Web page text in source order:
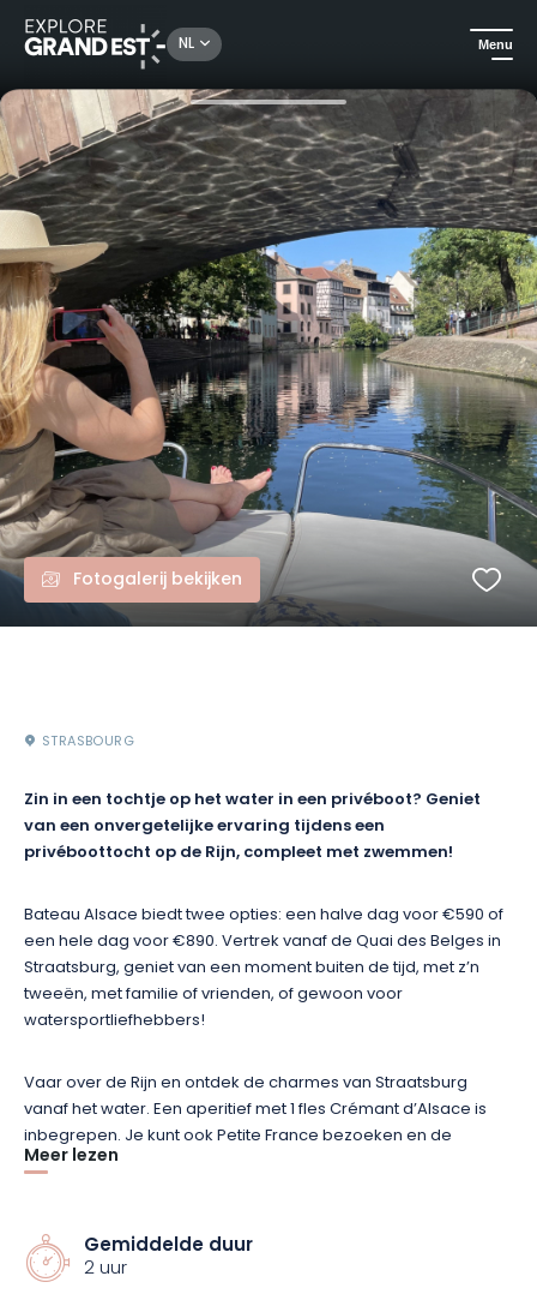
NL Menu
Kijk je ogen uit in de Grand Est Cruise op de Rijn in een privéboot met kapitein
Fotogalerij bekijken
STRASBOURG
Zin in een tochtje op het water in een privéboot? Geniet
van een onvergetelijke ervaring tijdens een
privéboottocht op de Rijn, compleet met zwemmen!
Bateau Alsace biedt twee opties: een halve dag voor €590 of
een hele dag voor €890. Vertrek vanaf de Quai des Belges in
Straatsburg, geniet van een moment buiten de tijd, met z’n
tweeën, met familie of vrienden, of gewoon voor
watersportliefhebbers!
Vaar over de Rijn en ontdek de charmes van Straatsburg
vanaf het water. Een aperitief met 1 fles Crémant d’Alsace is
inbegrepen. Je kunt ook Petite France bezoeken en de
Noordersluis van Straatsburg oversteken om je bij de Rijn te
paddleboarden, aperitieven en picknicks aan boord van de
boot.
Meer lezen
Gemiddelde duur
2 uur